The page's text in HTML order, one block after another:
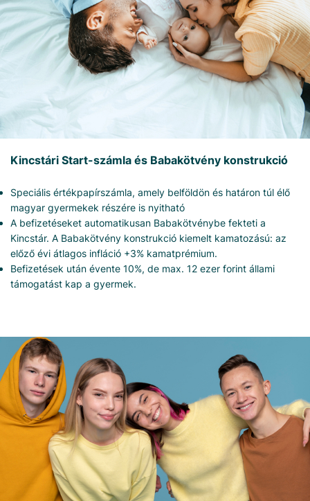
Kincstári Start-számla és Babakötvény konstrukció
Speciális értékpapírszámla, amely belföldön és határon túl élő
magyar gyermekek részére is nyitható
A befizetéseket automatikusan Babakötvénybe fekteti a
Kincstár. A Babakötvény konstrukció kiemelt kamatozású: az
előző évi átlagos infláció +3% kamatprémium.
Befizetések után évente 10%, de max. 12 ezer forint állami
támogatást kap a gyermek.